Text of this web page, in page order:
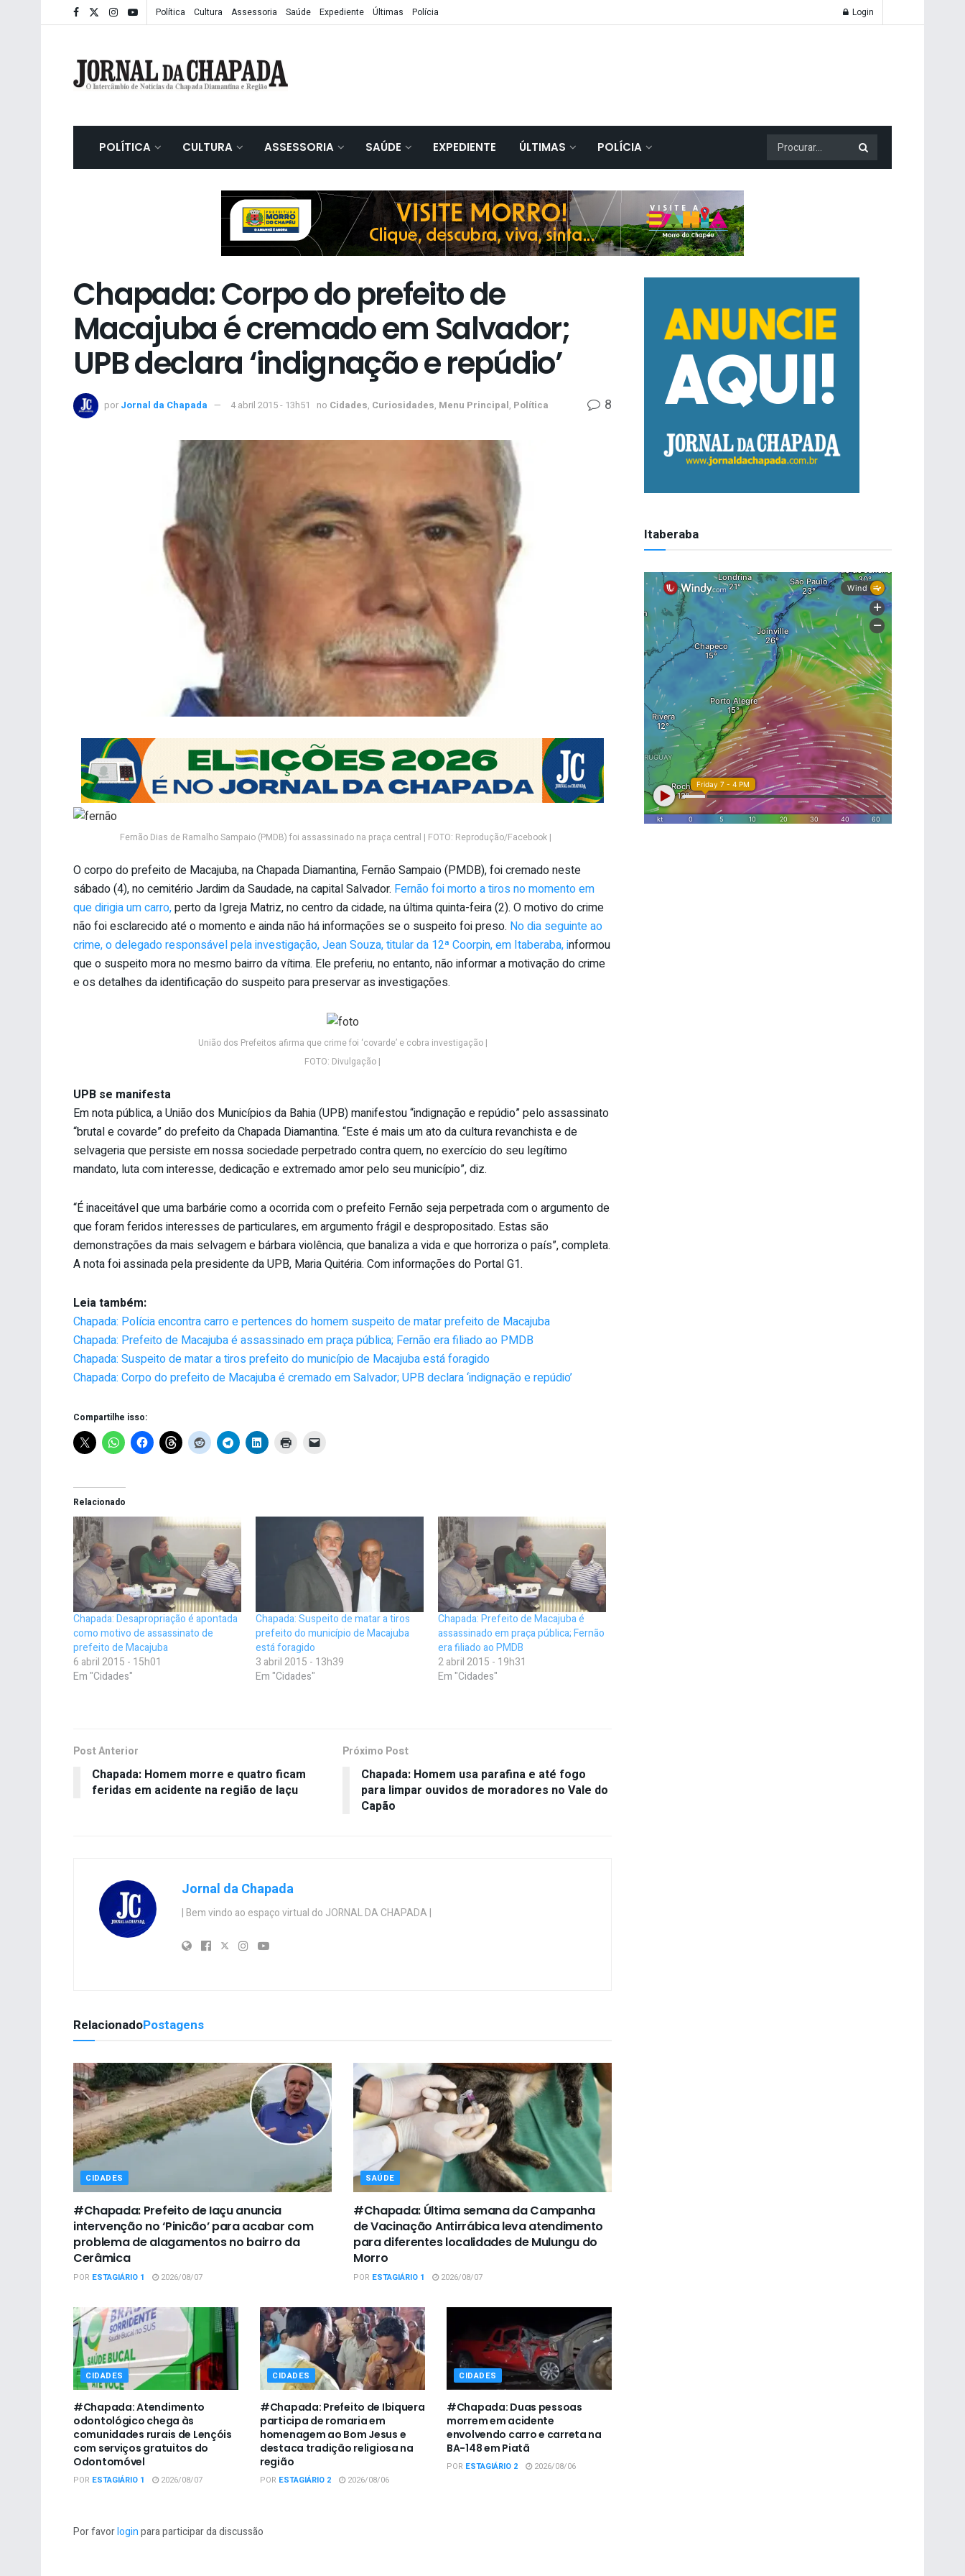
Política Cultura Assessoria Saúde Expediente Últimas Polícia Login
POLÍTICA CULTURA ASSESSORIA SAÚDE EXPEDIENTE ÚLTIMAS POLÍCIA
Chapada: Corpo do prefeito de
Macajuba é cremado em Salvador;
UPB declara ‘indignação e repúdio’
por Jornal da Chapada 4 abril 2015 - 13h51 no Cidades, Curiosidades, Menu Principal, Política 8
Fernão Dias de Ramalho Sampaio (PMDB) foi assassinado na praça central | FOTO: Reprodução/Facebook |
O corpo do prefeito de Macajuba, na Chapada Diamantina, Fernão Sampaio (PMDB), foi cremado neste
sábado (4), no cemitério Jardim da Saudade, na capital Salvador. Fernão foi morto a tiros no momento em
que dirigia um carro,perto da Igreja Matriz, no centro da cidade, na última quinta-feira (2). O motivo do crime
não foi esclarecido até o momento e ainda não há informações se o suspeito foi preso. No dia seguinte ao
crime, o delegado responsável pela investigação, Jean Souza, titular da 12ª Coorpin, em Itaberaba, informou
que o suspeito mora no mesmo bairro da vítima. Ele preferiu, no entanto, não informar a motivação do crime
e os detalhes da identificação do suspeito para preservar as investigações.
União dos Prefeitos afirma que crime foi ‘covarde’ e cobra investigação |
FOTO: Divulgação |
UPB se manifesta
Em nota pública, a União dos Municípios da Bahia (UPB) manifestou “indignação e repúdio” pelo assassinato
“brutal e covarde” do prefeito da Chapada Diamantina. “Este é mais um ato da cultura revanchista e de
selvageria que persiste em nossa sociedade perpetrado contra quem, no exercício do seu legítimo
mandato, luta com interesse, dedicação e extremado amor pelo seu município”, diz.
“É inaceitável que uma barbárie como a ocorrida com o prefeito Fernão seja perpetrada com o argumento de
que foram feridos interesses de particulares, em argumento frágil e despropositado. Estas são
demonstrações da mais selvagem e bárbara violência, que banaliza a vida e que horroriza o país”, completa.
A nota foi assinada pela presidente da UPB, Maria Quitéria. Com informações do Portal G1.
Leia também:
Chapada: Polícia encontra carro e pertences do homem suspeito de matar prefeito de Macajuba
Chapada: Prefeito de Macajuba é assassinado em praça pública; Fernão era filiado ao PMDB
Chapada: Suspeito de matar a tiros prefeito do município de Macajuba está foragido
Chapada: Corpo do prefeito de Macajuba é cremado em Salvador; UPB declara ‘indignação e repúdio’
Compartilhe isso:
Relacionado
Chapada: Desapropriação é apontada
como motivo de assassinato de
prefeito de Macajuba
6 abril 2015 - 15h01
Em "Cidades"
Chapada: Suspeito de matar a tiros
prefeito do município de Macajuba
está foragido
3 abril 2015 - 13h39
Em "Cidades"
Chapada: Prefeito de Macajuba é
assassinado em praça pública; Fernão
era filiado ao PMDB
2 abril 2015 - 19h31
Em "Cidades"
Post Anterior
Chapada: Homem morre e quatro ficam
feridas em acidente na região de Iaçu
Próximo Post
Chapada: Homem usa parafina e até fogo
para limpar ouvidos de moradores no Vale do
Capão
Jornal da Chapada
| Bem vindo ao espaço virtual do JORNAL DA CHAPADA |
RelacionadoPostagens
CIDADES
#Chapada: Prefeito de Iaçu anuncia
intervenção no ‘Pinicão’ para acabar com
problema de alagamentos no bairro da
Cerâmica
POR ESTAGIÁRIO 1 2026/08/07
SAÚDE
#Chapada: Última semana da Campanha
de Vacinação Antirrábica leva atendimento
para diferentes localidades de Mulungu do
Morro
POR ESTAGIÁRIO 1 2026/08/07
CIDADES
#Chapada: Atendimento
odontológico chega às
comunidades rurais de Lençóis
com serviços gratuitos do
Odontomóvel
POR ESTAGIÁRIO 1 2026/08/07
CIDADES
#Chapada: Prefeito de Ibiquera
participa de romaria em
homenagem ao Bom Jesus e
destaca tradição religiosa na
região
POR ESTAGIÁRIO 2 2026/08/06
CIDADES
#Chapada: Duas pessoas
morrem em acidente
envolvendo carro e carreta na
BA-148 em Piatã
POR ESTAGIÁRIO 2 2026/08/06
Por favorloginpara participar da discussão
Itaberaba